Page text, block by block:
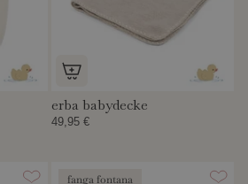
erba babydecke
49,95 €
fanga fontana